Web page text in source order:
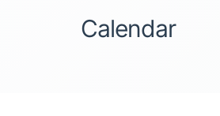
Calendar